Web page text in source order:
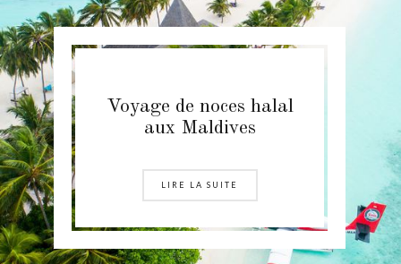
Voyage de noces halal
aux Maldives
LIRE LA SUITE